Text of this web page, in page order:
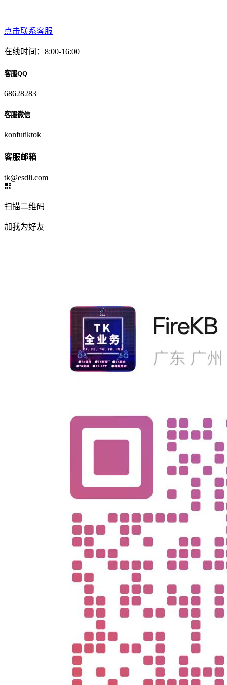
点击联系客服
在线时间：8:00-16:00
客服QQ
68628283
客服微信
konfutiktok
客服邮箱
tk@esdli.com
扫描二维码
加我为好友